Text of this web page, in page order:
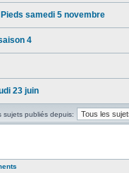
samedi 5 novembre
4
23 juin
sujets publiés depuis: